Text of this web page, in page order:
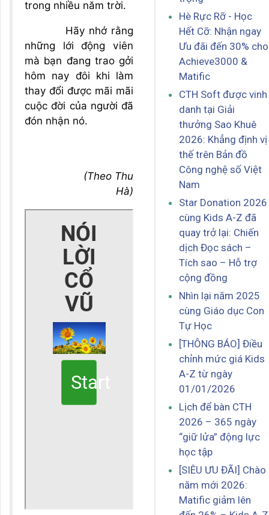
trong nhiều năm trời.
Hãy nhớ rằng
những lới động viên
mà bạn đang trao gởi
hôm nay đôi khi làm
thay đổi được mãi mãi
cuộc đời của người đã
đón nhận nó.
(Theo Thu
Hà)
Hè Rực Rỡ - Học
Hết Cỡ: Nhận ngay
Ưu đãi đến 30% cho
Achieve3000 &
Matific
CTH Soft được vinh
danh tại Giải
thưởng Sao Khuê
2026: Khẳng định vị
thế trên Bản đồ
Công nghệ số Việt
Nam
Star Donation 2026
cùng Kids A-Z đã
quay trở lại: Chiến
dịch Đọc sách –
Tích sao – Hỗ trợ
cộng đồng
Nhìn lại năm 2025
cùng Giáo dục Con
Tự Học
[THÔNG BÁO] Điều
chỉnh mức giá Kids
A-Z từ ngày
01/01/2026
Lịch để bàn CTH
2026 – 365 ngày
“giữ lửa” động lực
học tập
[SIÊU ƯU ĐÃI] Chào
năm mới 2026:
Matific giảm lên